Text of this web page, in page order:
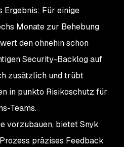
Ergebnis: Für einige
Monate zur Behebung
den ohnehin schon
Security-Backlog auf
zusätzlich und trübt
in punkto Risikoschutz für
Teams.
vorzubauen, bietet Snyk
präzises Feedback